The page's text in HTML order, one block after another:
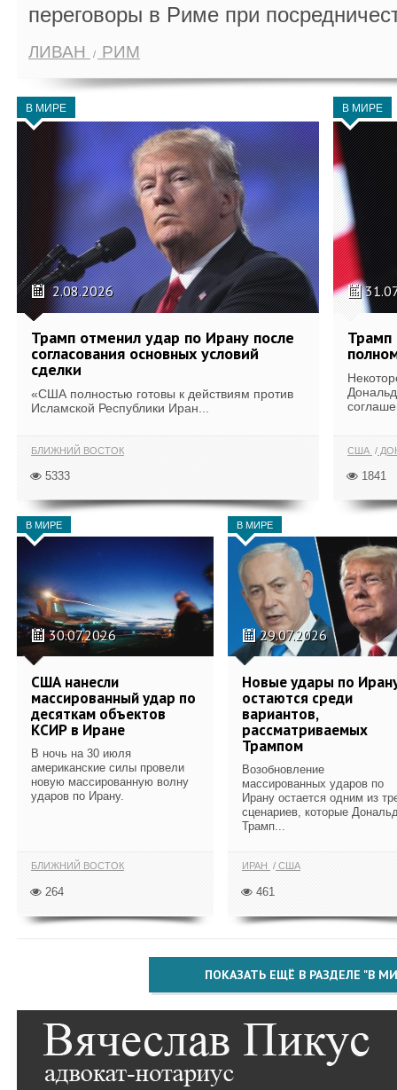
переговоры в Риме при
ЛИВАН РИМ
В МИРЕ
2.08.2026
Трамп отменил удар по Ирану после
согласования основных условий
сделки
«США полностью готовы к действиям против
Исламской Республики Иран...
БЛИЖНИЙ ВОСТОК
5333
В МИРЕ
Трамп
США
1841
В МИРЕ
30.07.2026
США нанесли
массированный удар по
десяткам объектов
КСИР в Иране
В ночь на 30 июля
американские силы провели
новую массированную волну
ударов по Ирану.
БЛИЖНИЙ ВОСТОК
264
В МИРЕ
29.07.2026
Новые удары по
остаются среди
вариантов,
рассматриваемых
Трампом
Возобновление
массированных ударов по
Ирану остается одним из
сценариев, которые
Трамп...
ИРАН США
461
ПОКАЗАТЬ ЕЩЁ В РАЗДЕЛЕ "В